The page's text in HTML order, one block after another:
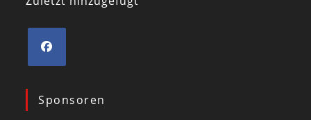
Sponsoren